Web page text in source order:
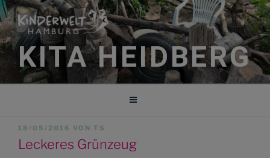
Zum
Inhalt
springen
KITA HEIDBERG
VERÖFFENTLICHT
AM
18/05/2016 VON TS
Leckeres Grünzeug